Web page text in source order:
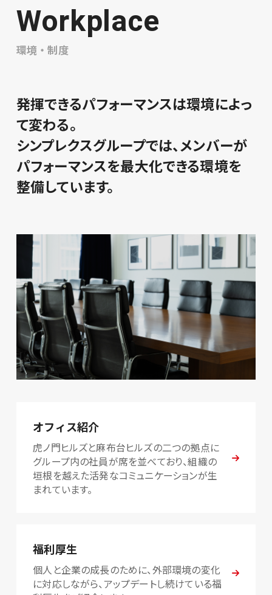
Workplace
環境・制度
発揮できるパフォーマンスは環境によっ
て変わる。
シンプレクスグループでは、メンバーが
パフォーマンスを最大化できる環境を
整備しています。
オフィス紹介
虎ノ門ヒルズと麻布台ヒルズの二つの拠点に
グループ内の社員が席を並べており、組織の
垣根を越えた活発なコミュニケーションが生
まれています。
福利厚生
個人と企業の成長のために、外部環境の変化
に対応しながら、アップデートし続けている福